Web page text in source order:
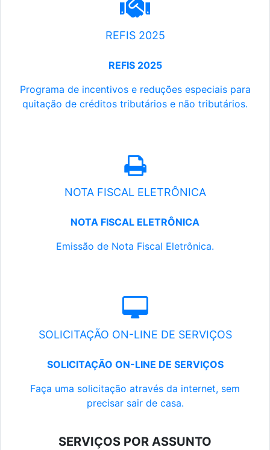
REFIS 2025
REFIS 2025
Programa de incentivos e reduções especiais para
quitação de créditos tributários e não tributários.
NOTA FISCAL ELETRÔNICA
NOTA FISCAL ELETRÔNICA
Emissão de Nota Fiscal Eletrônica.
SOLICITAÇÃO ON-LINE DE SERVIÇOS
SOLICITAÇÃO ON-LINE DE SERVIÇOS
Faça uma solicitação através da internet, sem
precisar sair de casa.
SERVIÇOS POR ASSUNTO